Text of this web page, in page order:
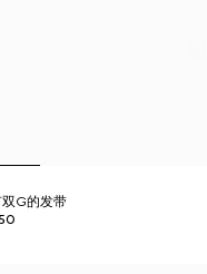
双G的发带